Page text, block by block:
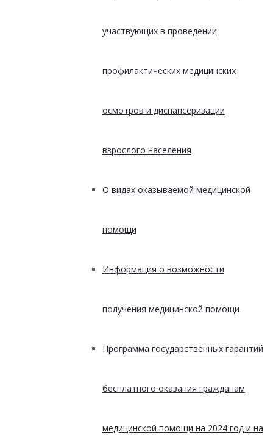
участвующих в проведении
профилактических медицинских
осмотров и диспансеризации
взрослого населения
О видах оказываемой медицинской
помощи
Информация о возможности
получения медицинской помощи
Программа государственных гарантий
бесплатного оказания гражданам
медицинской помощи на 2024 год и на